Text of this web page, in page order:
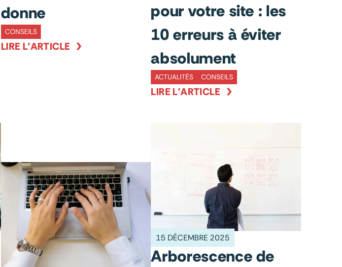
donne
CONSEILS
LIRE L'ARTICLE
pour votre site : les
10 erreurs à éviter
absolument
ACTUALITÉS CONSEILS
LIRE L'ARTICLE
15 DÉCEMBRE 2025
Arborescence de